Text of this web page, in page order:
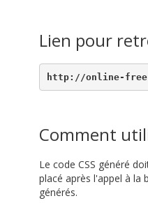
Lien pour
http://online-
Comment
Le code CSS généré
placé après l'appel à la
générés.